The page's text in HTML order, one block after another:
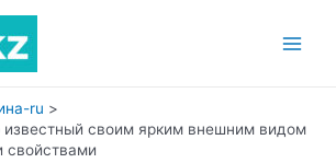
ru
своим ярким внешним видом
свойствами